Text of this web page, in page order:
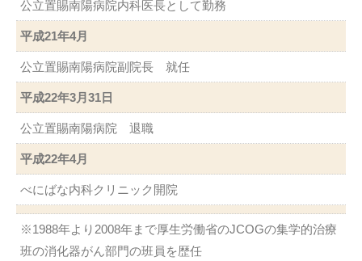
公立置賜南陽病院内科医長として勤務
平成21年4月
公立置賜南陽病院副院長 就任
平成22年3月31日
公立置賜南陽病院 退職
平成22年4月
べにばな内科クリニック開院
※1988年より2008年まで厚生労働省のJCOGの集学的治療
班の消化器がん部門の班員を歴任